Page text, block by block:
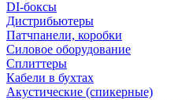
DI-боксы
Дистрибьютеры
Патчпанели, коробки
Силовое оборудование
Сплиттеры
Кабели в бухтах
Акустические (спикерные)